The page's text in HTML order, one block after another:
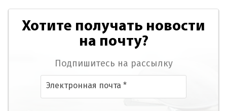
Хотите получать новости
на почту?
Подпишитесь на рассылку